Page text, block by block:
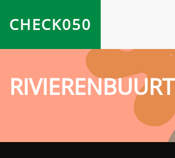
CHECK050
RIVIERENBUURT